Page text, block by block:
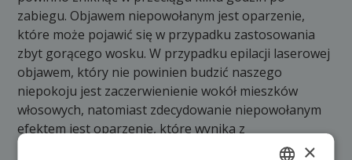
zabiegu. Objawem niepowołanym jest oparzenie,
które może pojawić się w przypadku zastosowania
zbyt gorącego wosku. W przypadku epilacji laserowej
objawem, który nie powinien budzić naszego
niepokoju jest zaczerwienienie wokół mieszków
włosowych, natomiast zdecydowanie niepowołanym
efektem jest oparzenie, które wynika z
nieprawidłowego doboru parametrów zabiegowych.
×